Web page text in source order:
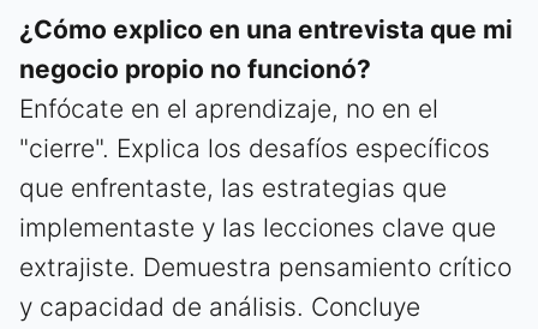
¿Cómo explico en una entrevista que mi
negocio propio no funcionó?
Enfócate en el aprendizaje, no en el
"cierre". Explica los desafíos específicos
que enfrentaste, las estrategias que
implementaste y las lecciones clave que
extrajiste. Demuestra pensamiento crítico
y capacidad de análisis. Concluye